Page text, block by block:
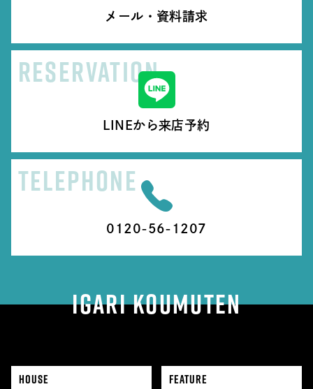
メール・資料請求
RESERVATION
LINEから来店予約
TELEPHONE
0120-56-1207
IGARI KOUMUTEN
HOUSE
FEATURE